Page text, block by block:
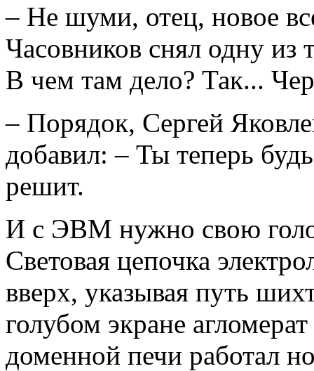
– Не шуми, отец, новое
Часовников снял одну из
В чем там дело? Так...
– Порядок, Сергей
добавил: – Ты теперь
решит.
И с ЭВМ нужно свою
Световая цепочка
вверх, указывая путь
голубом экране
доменной печи работал